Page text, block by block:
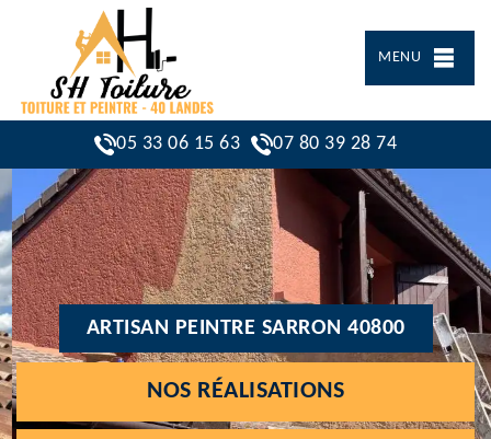
MENU
05 33 06 15 63 07 80 39 28 74
ARTISAN PEINTRE SARRON 40800
NOS RÉALISATIONS